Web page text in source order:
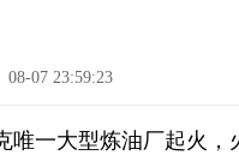
08-07 23:59:23
唯一大型炼油厂起火，